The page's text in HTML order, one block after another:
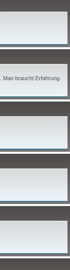
braucht Erfahrung.